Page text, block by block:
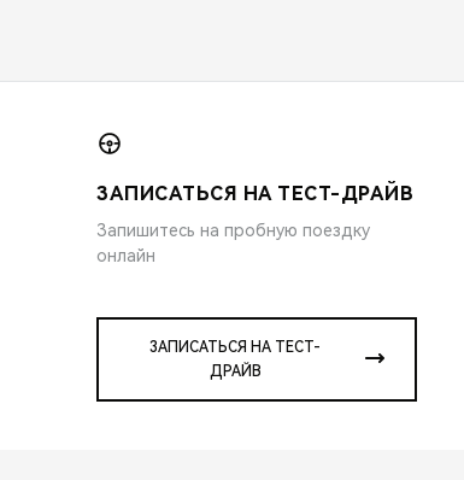
ЗАПИСАТЬСЯ НА ТЕСТ-ДРАЙВ
Запишитесь на пробную поездку
онлайн
ЗАПИСАТЬСЯ НА ТЕСТ-
ДРАЙВ